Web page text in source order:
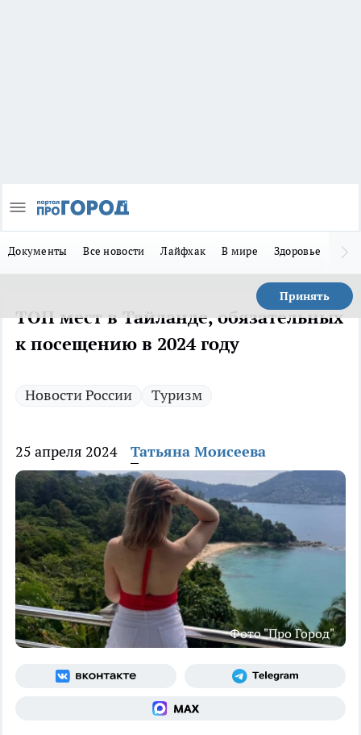
Документы Все новости Лайфхак В мире Здоровье
Принять
ТОП мест в Тайланде, обязательных
к посещению в 2024 году
Новости России Туризм
25 апреля 2024 Татьяна Моисеева
Фото "Про Город"